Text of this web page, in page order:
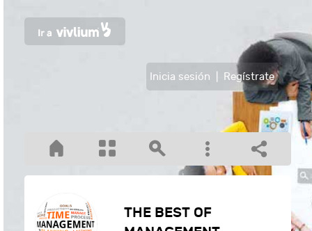
Inicia sesión Regístrate
THE BEST OF